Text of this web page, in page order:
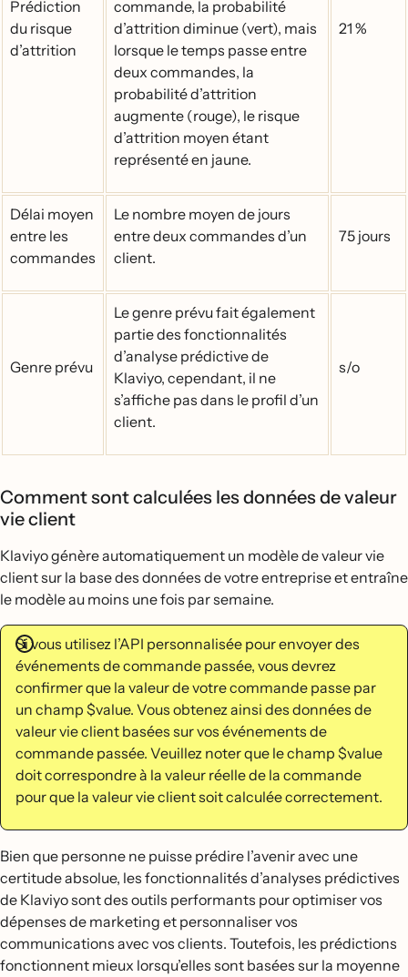
Prédiction
du risque
d’attrition
commande, la probabilité
d’attrition diminue (vert), mais
lorsque le temps passe entre
deux commandes, la
probabilité d’attrition
augmente (rouge), le risque
d’attrition moyen étant
représenté en jaune.
21 %
Délai moyen
entre les
commandes
Le nombre moyen de jours
entre deux commandes d’un
client.
75 jours
Genre prévu
Le genre prévu fait également
partie des fonctionnalités
d’analyse prédictive de
Klaviyo, cependant, il ne
s’affiche pas dans le profil d’un
client.
s/o
Comment sont calculées les données de valeur
vie client
Klaviyo génère automatiquement un modèle de valeur vie
client sur la base des données de votre entreprise et entraîne
le modèle au moins une fois par semaine.
Si vous utilisez l’API personnalisée pour envoyer des
événements de commande passée, vous devrez
confirmer que la valeur de votre commande passe par
un champ $value. Vous obtenez ainsi des données de
valeur vie client basées sur vos événements de
commande passée. Veuillez noter que le champ $value
doit correspondre à la valeur réelle de la commande
pour que la valeur vie client soit calculée correctement.
Bien que personne ne puisse prédire l’avenir avec une
certitude absolue, les fonctionnalités d’analyses prédictives
de Klaviyo sont des outils performants pour optimiser vos
dépenses de marketing et personnaliser vos
communications avec vos clients. Toutefois, les prédictions
fonctionnent mieux lorsqu’elles sont basées sur la moyenne